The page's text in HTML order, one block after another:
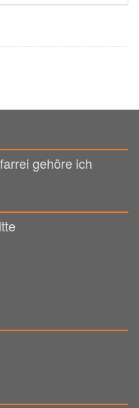
gehöre ich